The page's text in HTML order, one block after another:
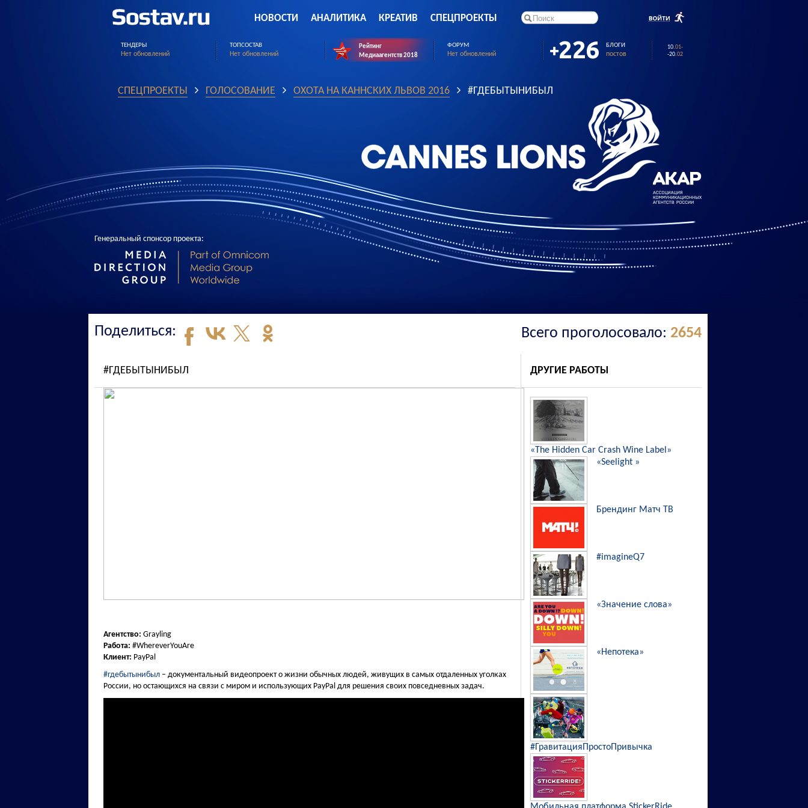
НОВОСТИ АНАЛИТИКА КРЕАТИВ СПЕЦПРОЕКТЫ
10.01-
-20.02
ТЕНДЕРЫ
Нет обновлений
ТОПСОСТАВ
Нет обновлений
Рейтинг
Медиаагентств 2018
ФОРУМ
Нет обновлений 226 БЛОГИ
постов
СПЕЦПРОЕКТЫ ГОЛОСОВАНИЕ ОХОТА НА КАННСКИХ ЛЬВОВ 2016 #ГДЕБЫТЫНИБЫЛ
Генеральный спонсор проекта:
Всего проголосовало: 2654
Поделиться:
#ГДЕБЫТЫНИБЫЛ
Агентство: Grayling
Работа: #WhereverYouAre
Клиент: PayPal
#гдебытынибыл – документальный видеопроект о жизни обычных людей, живущих в самых отдаленных уголках
России, но остающихся на связи с миром и использующих PayPal для решения своих повседневных задач.
ДРУГИЕ РАБОТЫ
«The Hidden Car Crash Wine Label»
«Seelight »
Брендинг Матч ТВ
#imagineQ7
«Значение слова»
«Непотека»
#ГравитацияПростоПривычка